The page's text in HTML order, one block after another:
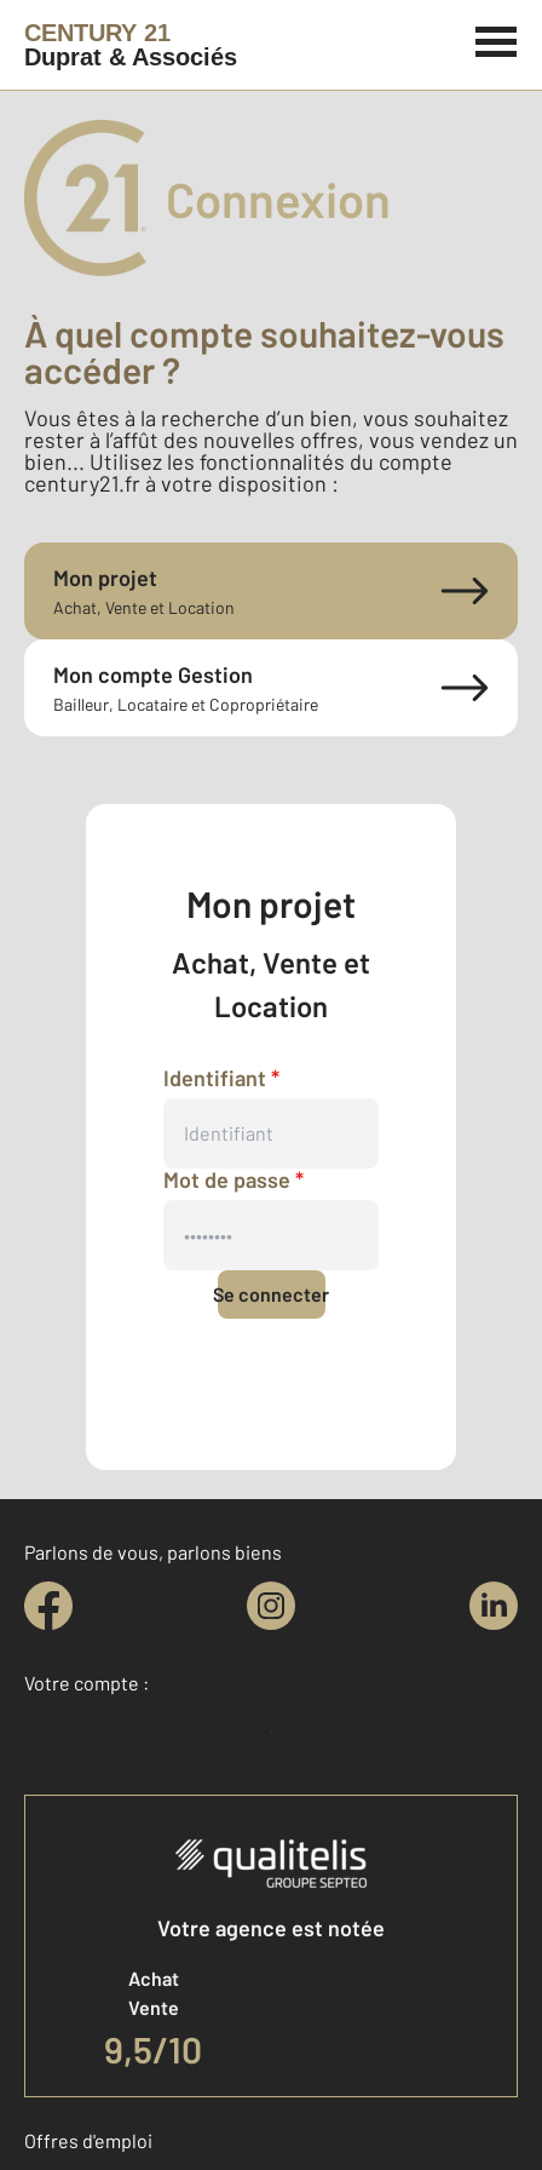
CENTURY 21
Duprat & Associés
Connexion
À quel compte souhaitez-vous
accéder ?
Vous êtes à la recherche d’un bien, vous souhaitez
rester à l’affût des nouvelles offres, vous vendez un
bien... Utilisez les fonctionnalités du compte
century21.fr à votre disposition :
Mon projet
Achat, Vente et Location
Mon compte Gestion
Bailleur, Locataire et Copropriétaire
Mon projet
Achat, Vente et
Location
Identifiant *
Mot de passe *
Se connecter
Parlons de vous, parlons biens
Votre compte :
Accéder à mon compte
Votre agence est notée
Achat
Vente
9,5/10
Offres d'emploi